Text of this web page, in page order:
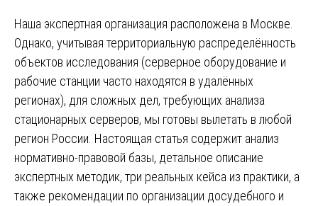
Наша экспертная организация расположена в Москве.
Однако, учитывая территориальную распределённость
объектов исследования (серверное оборудование и
рабочие станции часто находятся в удалённых
регионах), для сложных дел, требующих анализа
стационарных серверов, мы готовы вылетать в любой
регион России. Настоящая статья содержит анализ
нормативно-правовой базы, детальное описание
экспертных методик, три реальных кейса из практики, а
также рекомендации по организации досудебного и